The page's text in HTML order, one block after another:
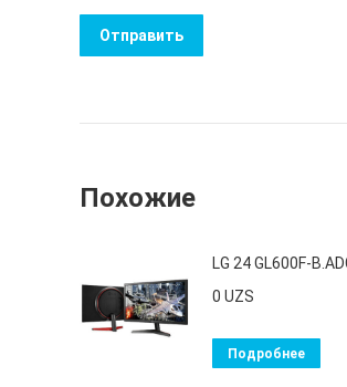
Похожие
LG 24 GL600F-
0 UZS
Подробнее